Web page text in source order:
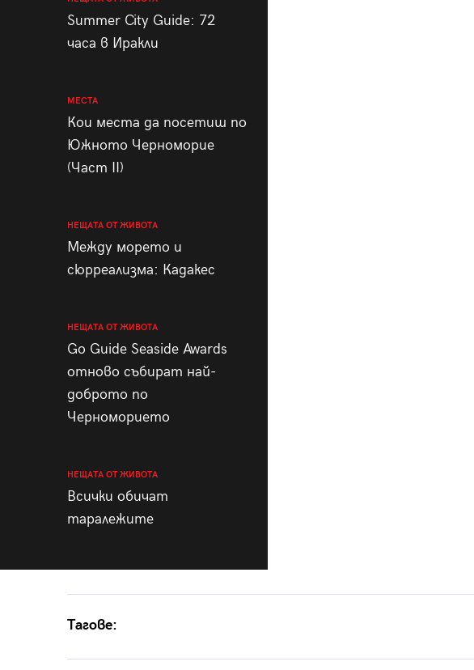
Summer City Guide: 72
часа в Иракли
МЕСТА
Кои места да посетиш по
Южното Черноморие
(Част II)
НЕЩАТА ОТ ЖИВОТА
Между морето и
сюрреализма: Кадакес
НЕЩАТА ОТ ЖИВОТА
Go Guide Seaside Awards
отново събират най-
доброто по
Черноморието
НЕЩАТА ОТ ЖИВОТА
Всички обичат
таралежите
Тагове:
28/29